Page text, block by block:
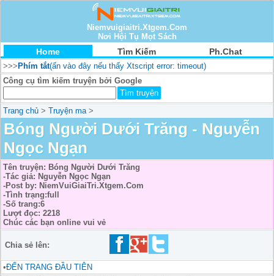
Niemvuigiaitri.Xtgem.Com
Nơi Hội Tụ Mọt Sách
Home Tìm Kiếm Ph.Chat
>>>Phím tắt(ấn vào đây nếu thấy Xtscript error: timeout)
Công cụ tìm kiếm truyện bởi Google
Trang chủ > Truyện ma >
Bóng Người Dưới Trăng - Nguyễn
Ngọc Ngạn
Tên truyện: Bóng Người Dưới Trăng
-Tác giả: Nguyễn Ngọc Ngạn
-Post by: NiemVuiGiaiTri.Xtgem.Com
-Tình trạng:full
-Số trang:6
Lượt đọc: 2218
Chúc các bạn online vui vẻ
Chia sẻ lên:
•ĐẾN TRANG ĐẦU TIÊN